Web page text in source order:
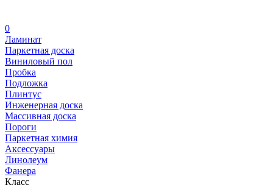
0
Ламинат
Паркетная доска
Виниловый пол
Пробка
Подложка
Плинтус
Инженерная доска
Массивная доска
Пороги
Паркетная химия
Аксессуары
Линолеум
Фанера
Класс